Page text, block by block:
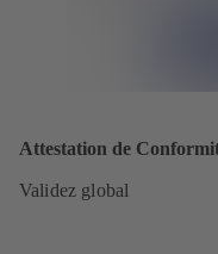
Attestation de
Validez global